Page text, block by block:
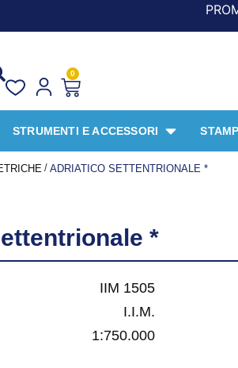
PROMO
0
STRUMENTI E ACCESSORI
/ ADRIATICO SETTENTRIONALE *
*
IIM 1505
I.I.M.
1:750.000